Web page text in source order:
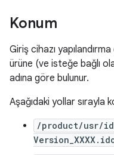
Konum
Giriş cihazı
ürüne (ve isteğe bağlı
adına göre bulunur.
Aşağıdaki yollar sırayla
/product/usr/idc/